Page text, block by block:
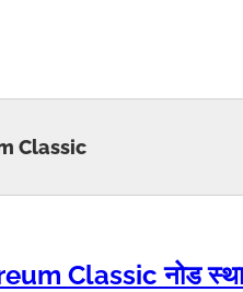
Classic
Classic नोड